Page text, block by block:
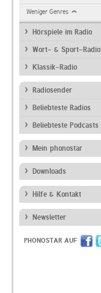
Weniger Genres
Hörspiele im Radio
Wort- & Sport-Radio
Klassik-Radio
Radiosender
Beliebteste Radios
Beliebteste Podcasts
Mein phonostar
Downloads
Hilfe & Kontakt
Newsletter
PHONOSTAR AUF